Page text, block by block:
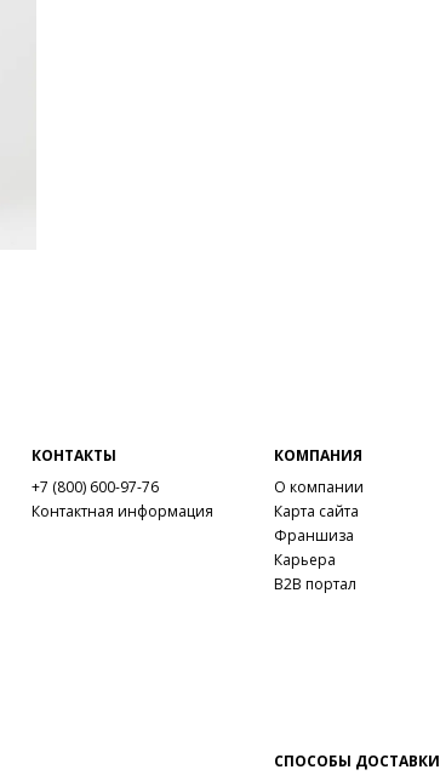
КОНТАКТЫ
+7 (800) 600-97-76
Контактная информация
КОМПАНИЯ
О компании
Карта сайта
Франшиза
Карьера
B2B портал
СПОСОБЫ ДОСТАВКИ